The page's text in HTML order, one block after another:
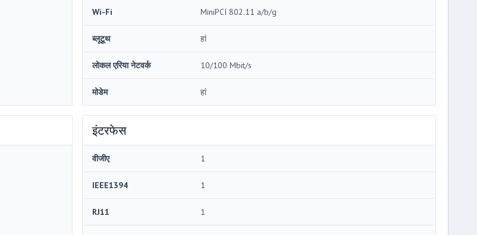
Wi-Fi MiniPCI 802.11 a/b/g
ब्लूटूथ हां
लोकल एरिया नेटवर्क 10/100 Mbit/s
मोडेम हां
इंटरफेस
वीजीए 1
IEEE1394 1
RJ11 1